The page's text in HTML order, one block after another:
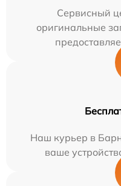
Сервисный
оригинальные
Наш курьер в
ваше